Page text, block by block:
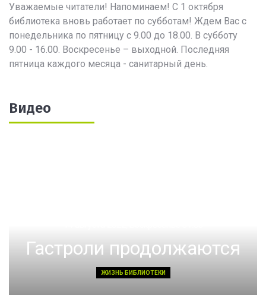
Уважаемые читатели! Напоминаем! С 1 октября
библиотека вновь работает по субботам! Ждем Вас с
понедельника по пятницу с 9.00 до 18.00. В субботу
9.00 - 16.00. Воскресенье – выходной. Последняя
пятница каждого месяца - санитарный день.
Видео
Гастроли продолжаются
ЖИЗНЬ БИБЛИОТЕКИ